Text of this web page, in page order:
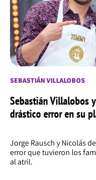
SEBASTIÁN VILLALOBOS
Sebastián Villalobos
drástico error en su
Jorge Rausch y Nicolás
error que tuvieron los
al atril.